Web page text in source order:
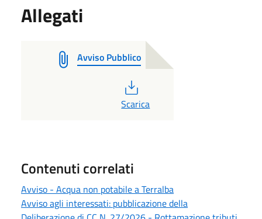
Allegati
Avviso Pubblico
PDF
Scarica
Contenuti correlati
Avviso - Acqua non potabile a Terralba
Avviso agli interessati: pubblicazione della